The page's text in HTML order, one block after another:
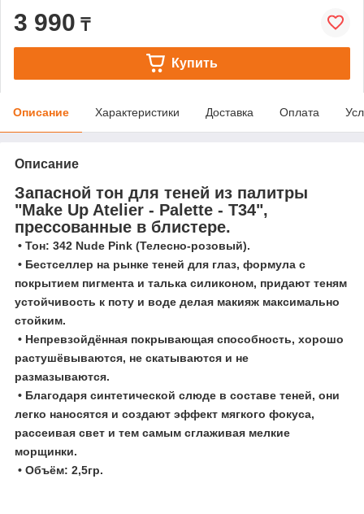
3 990 ₸
Купить
Описание Характеристики Доставка Оплата
Описание
Запасной тон для теней из палитры
"Make Up Atelier - Palette - T34",
прессованные в блистере.
• Тон: 342 Nude Pink (Телесно-розовый).
• Бестселлер на рынке теней для глаз, формула с
покрытием пигмента и талька силиконом, придают теням
устойчивость к поту и воде делая макияж максимально
стойким.
• Непревзойдённая покрывающая способность, хорошо
растушёвываются, не скатываются и не
размазываются.
• Благодаря синтетической слюде в составе теней, они
легко наносятся и создают эффект мягкого фокуса,
рассеивая свет и тем самым сглаживая мелкие
морщинки.
• Объём: 2,5гр.